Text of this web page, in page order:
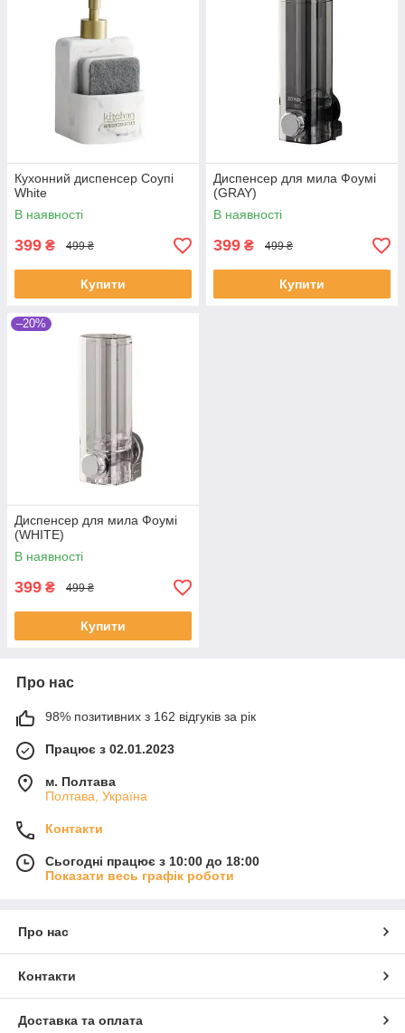
Кухонний диспенсер Соупі
White
В наявності
399 ₴ 499 ₴
Купити
Диспенсер для мила Фоумі
(GRAY)
В наявності
399 ₴ 499 ₴
Купити
–20%
Диспенсер для мила Фоумі
(WHITE)
В наявності
399 ₴ 499 ₴
Купити
Про нас
98% позитивних з 162 відгуків за рік
Працює з 02.01.2023
м. Полтава
Полтава, Україна
Контакти
Сьогодні працює з 10:00 до 18:00
Показати весь графік роботи
Про нас
Контакти
Доставка та оплата